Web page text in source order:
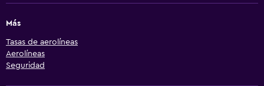
Más
Tasas de aerolíneas
Aerolíneas
Seguridad